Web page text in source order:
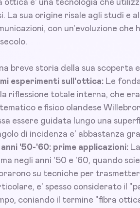
ottica e' una tecnologia che
La sua origine risale agli studi e
con un'evoluzione
breve storia della sua scoperta
esperimenti sull'ottica: Le
riflessione totale interna, che
e fisico olandese
essere guidata lungo una
di incidenza e' abbastanza
anni '50-'60: prime applicazioni:
negli anni '50 e '60, quando
su tecniche per
e' spesso considerato il
coniando il termine "fibra